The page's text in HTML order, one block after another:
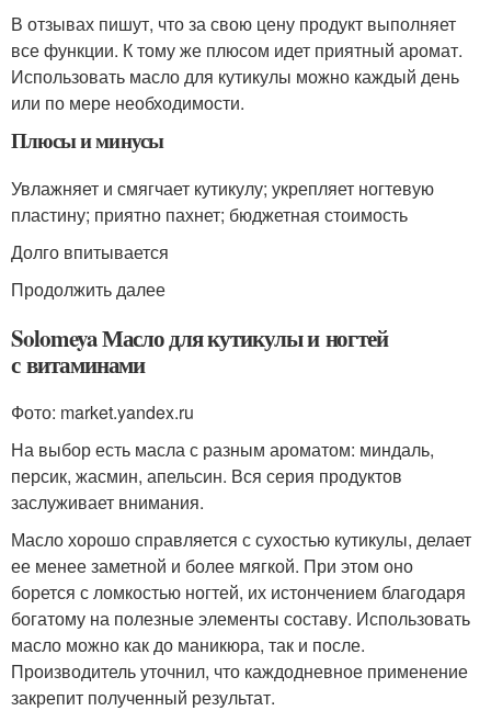
В отзывах пишут, что за свою цену продукт выполняет
все функции. К тому же плюсом идет приятный аромат.
Использовать масло для кутикулы можно каждый день
или по мере необходимости.
Плюсы и минусы
Увлажняет и смягчает кутикулу; укрепляет ногтевую
пластину; приятно пахнет; бюджетная стоимость
Долго впитывается
Продолжить далее
Solomeya Масло для кутикулы и ногтей
с витаминами
Фото: market.yandex.ru
На выбор есть масла с разным ароматом: миндаль,
персик, жасмин, апельсин. Вся серия продуктов
заслуживает внимания.
Масло хорошо справляется с сухостью кутикулы, делает
ее менее заметной и более мягкой. При этом оно
борется с ломкостью ногтей, их истончением благодаря
богатому на полезные элементы составу. Использовать
масло можно как до маникюра, так и после.
Производитель уточнил, что каждодневное применение
закрепит полученный результат.